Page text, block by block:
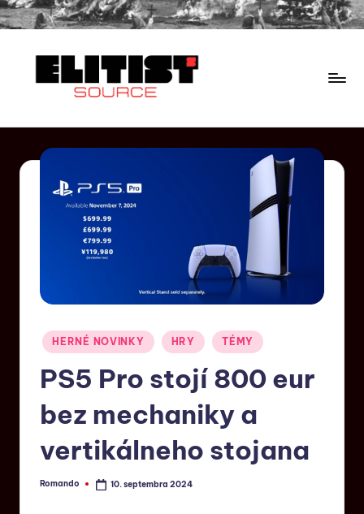
HERNÉ NOVINKY HRY TÉMY
PS5 Pro stojí 800 eur
bez mechaniky a
vertikálneho stojana
Romando 10. septembra 2024